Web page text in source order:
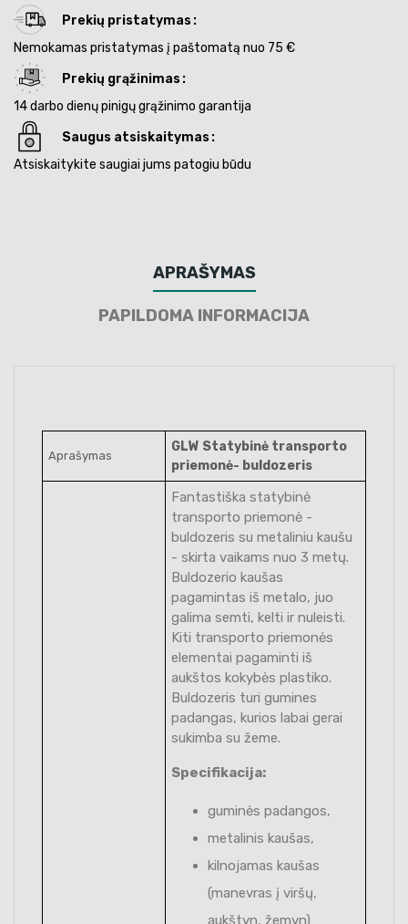
Prekių pristatymas
Nemokamas pristatymas į paštomatą nuo 75 €
Prekių grąžinimas
14 darbo dienų pinigų grąžinimo garantija
Saugus atsiskaitymas
Atsiskaitykite saugiai jums patogiu būdu
APRAŠYMAS
PAPILDOMA INFORMACIJA
Aprašymas
GLW Statybinė transporto
priemonė- buldozeris
Fantastiška statybinė
transporto priemonė -
buldozeris su metaliniu kaušu
- skirta vaikams nuo 3 metų.
Buldozerio kaušas
pagamintas iš metalo, juo
galima semti, kelti ir nuleisti.
Kiti transporto priemonės
elementai pagaminti iš
aukštos kokybės plastiko.
Buldozeris turi gumines
padangas, kurios labai gerai
sukimba su žeme.
Specifikacija:
guminės padangos,
metalinis kaušas,
kilnojamas kaušas
(manevras į viršų,
aukštyn, žemyn)